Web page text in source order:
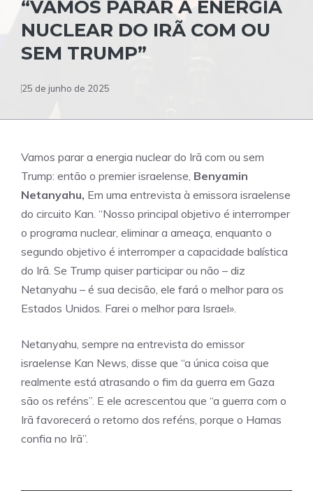
“VAMOS PARAR A ENERGIA
NUCLEAR DO IRÃ COM OU
SEM TRUMP”
25 de junho de 2025
Vamos parar a energia nuclear do Irã com ou sem
Trump: então o premier israelense, Benyamin
Netanyahu, Em uma entrevista à emissora israelense
do circuito Kan. “Nosso principal objetivo é interromper
o programa nuclear, eliminar a ameaça, enquanto o
segundo objetivo é interromper a capacidade balística
do Irã. Se Trump quiser participar ou não – diz
Netanyahu – é sua decisão, ele fará o melhor para os
Estados Unidos. Farei o melhor para Israel».
Netanyahu, sempre na entrevista do emissor
israelense Kan News, disse que “a única coisa que
realmente está atrasando o fim da guerra em Gaza
são os reféns”. E ele acrescentou que “a guerra com o
Irã favorecerá o retorno dos reféns, porque o Hamas
confia no Irã”.